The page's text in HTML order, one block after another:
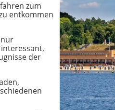
zum
entkommen
der